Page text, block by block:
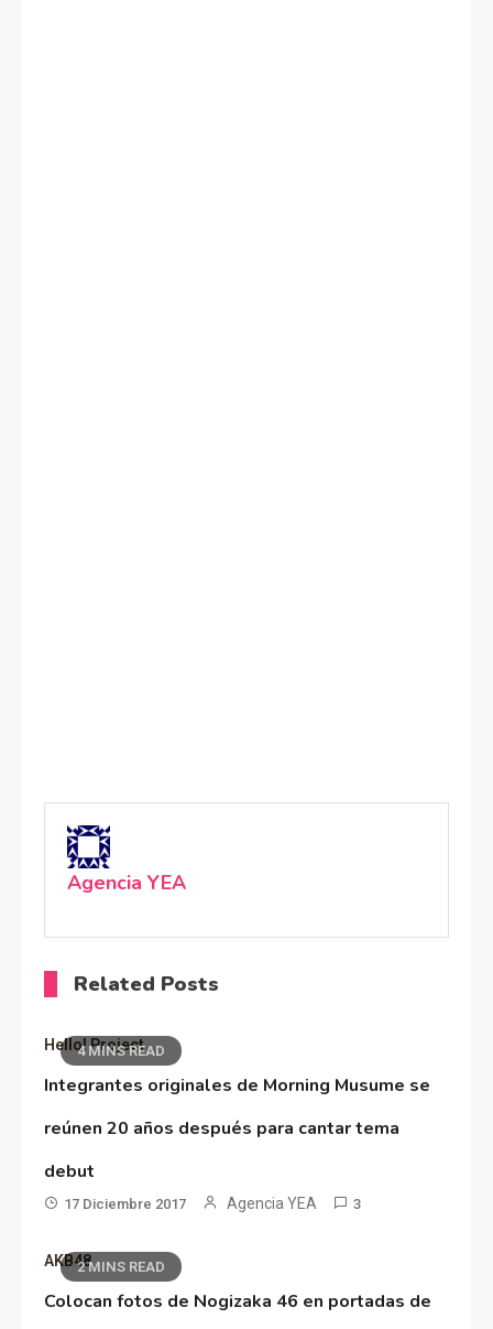
Agencia YEA
Related Posts
4 MINS READ
Hello! Project
Integrantes originales de Morning Musume se
reúnen 20 años después para cantar tema
debut
17 Diciembre 2017 Agencia YEA 3
2 MINS READ
AKB48
Colocan fotos de Nogizaka 46 en portadas de